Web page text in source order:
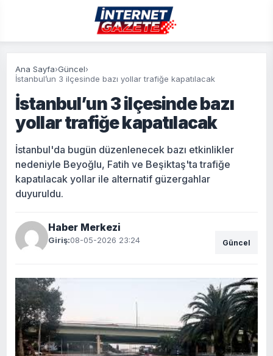
Ana Sayfa›Güncel›
İstanbul’un 3 ilçesinde bazı yollar trafiğe kapatılacak
İstanbul’un 3 ilçesinde bazı
yollar trafiğe kapatılacak
İstanbul'da bugün düzenlenecek bazı etkinlikler
nedeniyle Beyoğlu, Fatih ve Beşiktaş'ta trafiğe
kapatılacak yollar ile alternatif güzergahlar
duyuruldu.
Haber Merkezi
Giriş:08-05-2026 23:24 Güncel